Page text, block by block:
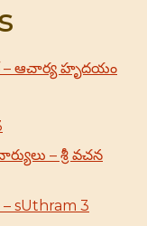
– ఆచార్య హృదయం
– శ్రీ వచన
sUthram 3